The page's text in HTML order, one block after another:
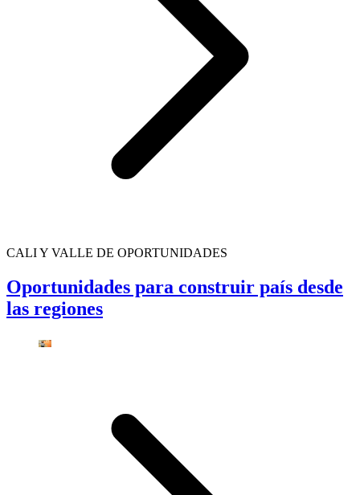
CALI Y VALLE DE OPORTUNIDADES
Oportunidades para construir país desde
las regiones